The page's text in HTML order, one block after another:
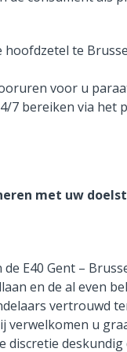
te
voor u
7 bereiken via het
met uw
E40 Gent –
en de al even
vertrouwd
verwelkomen u
discretie